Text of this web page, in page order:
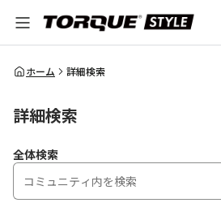
全体検索
ホーム 詳細検索
詳細検索
全体検索